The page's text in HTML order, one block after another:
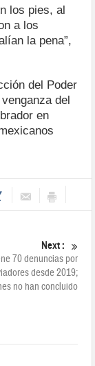
los pies, al
a los
la pena”,
del Poder
del
en
Next :
70 denuncias por
desde 2019;
no han concluido